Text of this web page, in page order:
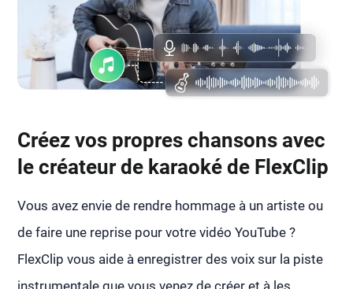
Créez vos propres chansons avec
le créateur de karaoké de FlexClip
Vous avez envie de rendre hommage à un artiste ou
de faire une reprise pour votre vidéo YouTube ?
FlexClip vous aide à enregistrer des voix sur la piste